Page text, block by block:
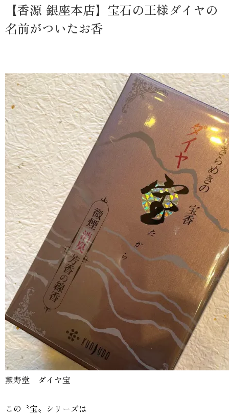
【香源 銀座本店】宝石の王様ダイヤの
名前がついたお香
薫寿堂 ダイヤ宝
この〝宝〟シリーズは